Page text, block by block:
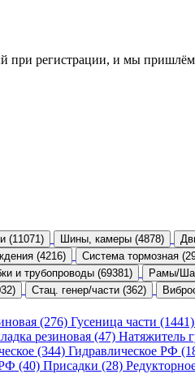
при регистрации, и мы
(11071) Шины, камеры (4878)
(4216) Система тормозная
и трубопроводы (69381) Рамы/
Стац. генер/части (362)
(276) Гусеница части (1441)
резиновая (47) Натяжитель
(344) Гидравлическое РФ
(40) Присадки (28)